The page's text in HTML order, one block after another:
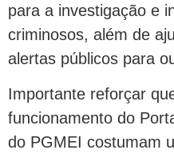
para a investigação e
criminosos, além de
alertas públicos para
Importante reforçar
funcionamento do
do PGMEI costumam